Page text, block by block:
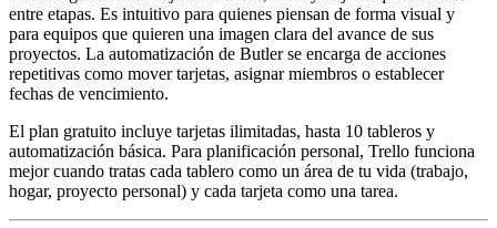
entre etapas. Es intuitivo para quienes piensan de forma visual y
para equipos que quieren una imagen clara del avance de sus
proyectos. La automatización de Butler se encarga de acciones
repetitivas como mover tarjetas, asignar miembros o establecer
fechas de vencimiento.
El plan gratuito incluye tarjetas ilimitadas, hasta 10 tableros y
automatización básica. Para planificación personal, Trello funciona
mejor cuando tratas cada tablero como un área de tu vida (trabajo,
hogar, proyecto personal) y cada tarjeta como una tarea.